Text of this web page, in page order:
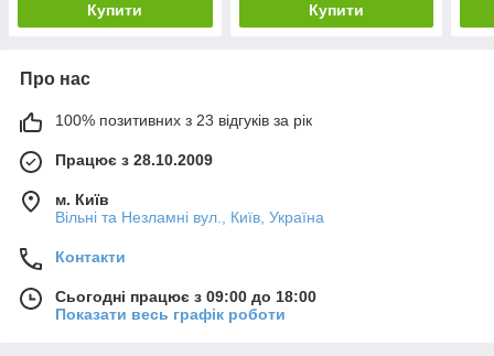
Купити Купити
Про нас
100% позитивних з 23 відгуків за рік
Працює з 28.10.2009
м. Київ
Вільні та Незламні вул., Київ, Україна
Контакти
Сьогодні працює з 09:00 до 18:00
Показати весь графік роботи